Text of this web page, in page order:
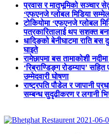
प्रवास र मातृभूमिको सञ्चार
‘एफएनजे ग्लोबल मिडिया
टोकियोमा ‘एफएनजे ग्लोबल
पत्रकारितालाई थप सशक्त
धादिङको बेनीघाटमा राति
घाइते
रामेछापमा बस तामाकोशी
‘रिब्राण्डिङ्ग रोडम्याप’
उम्मेदवारी घोषणा
राष्ट्रपति पौडेल र जापानी
सम्बन्ध सुदृढीकरण र लगानी